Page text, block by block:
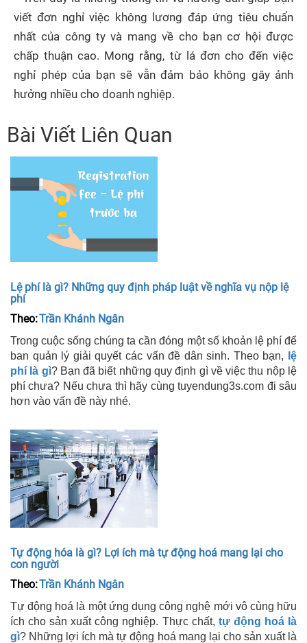
viết đơn nghỉ việc không lương đáp ứng tiêu chuẩn
nhất của công ty và mang về cho bạn cơ hội được
chấp thuận cao. Mong rằng, từ lá đơn cho đến việc
nghỉ phép của bạn sẽ vẫn đảm bảo không gây ảnh
hưởng nhiều cho doanh nghiệp.
Bài Viết Liên Quan
Lệ phí là gì? Những quy định pháp luật về nghĩa vụ nộp lệ
phí
Theo:Trần Khánh Ngân
Trong cuộc sống chúng ta cần đóng một số khoản lệ phí để
ban quản lý giải quyết các vấn đề dân sinh. Theo bạn,
lệ
phí là gì? Bạn đã biết những quy định gì về việc thu nộp lệ
phí chưa? Nếu chưa thì hãy cùng tuyendung3s.com đi sâu
hơn vào vấn đề này nhé.
Tự động hóa là gì? Lợi ích mà tự động hoá mang lại cho
con người
Theo:Trần Khánh Ngân
Tự động hoá là một ứng dụng công nghệ mới vô cùng hữu
ích cho sản xuất công nghiệp. Thực chất, tự động hoá là
gì? Những lợi ích mà tự động hoá mang lại cho sản xuất là